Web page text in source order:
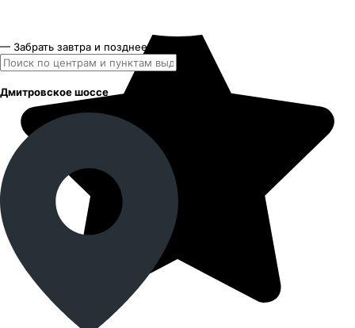
— Забрать завтра и позднее
Дмитровское шоссе